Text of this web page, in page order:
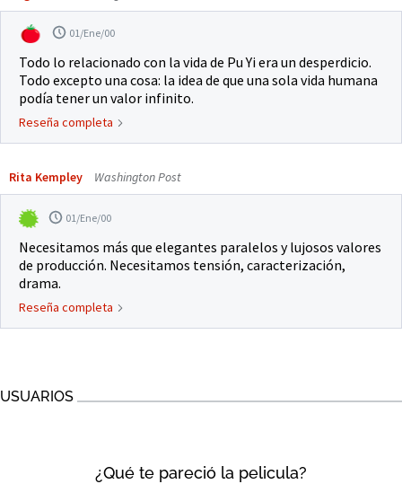
01/Ene/00
Todo lo relacionado con la vida de Pu Yi era un desperdicio.
Todo excepto una cosa: la idea de que una sola vida humana
podía tener un valor infinito.
Reseña completa
Rita Kempley Washington Post
01/Ene/00
Necesitamos más que elegantes paralelos y lujosos valores
de producción. Necesitamos tensión, caracterización,
drama.
Reseña completa
USUARIOS
¿Qué te pareció la pelicula?